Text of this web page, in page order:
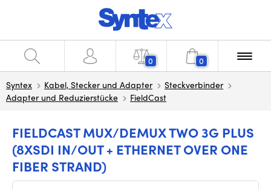
0 0
Syntex Kabel, Stecker und Adapter
Steckverbinder
Adapter und Reduzierstücke
FieldCast
FIELDCAST MUX/DEMUX TWO 3G PLUS
(8XSDI IN/OUT + ETHERNET OVER ONE
FIBER STRAND)